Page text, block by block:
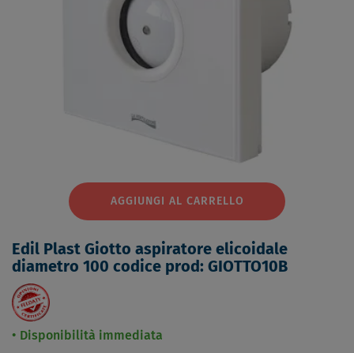
AGGIUNGI AL CARRELLO
Edil Plast Giotto aspiratore elicoidale
diametro 100 codice prod: GIOTTO10B
Disponibilità immediata